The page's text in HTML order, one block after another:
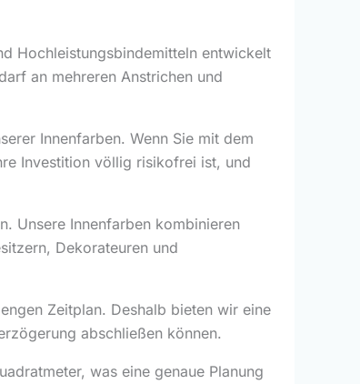
Hochleistungsbindemitteln entwickelt
an mehreren Anstrichen und
Innenfarben. Wenn Sie mit dem
Investition völlig risikofrei ist, und
Unsere Innenfarben kombinieren
Dekorateuren und
Zeitplan. Deshalb bieten wir eine
abschließen können.
was eine genaue Planung